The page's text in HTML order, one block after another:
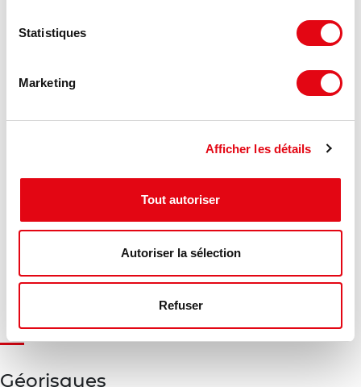
Statistiques
Marketing
Afficher les détails
Tout autoriser
Autoriser la sélection
Refuser
Consommation énergétique :
Gaz à effet de serre :
Diagnostic en cours de réalisation
Géorisques